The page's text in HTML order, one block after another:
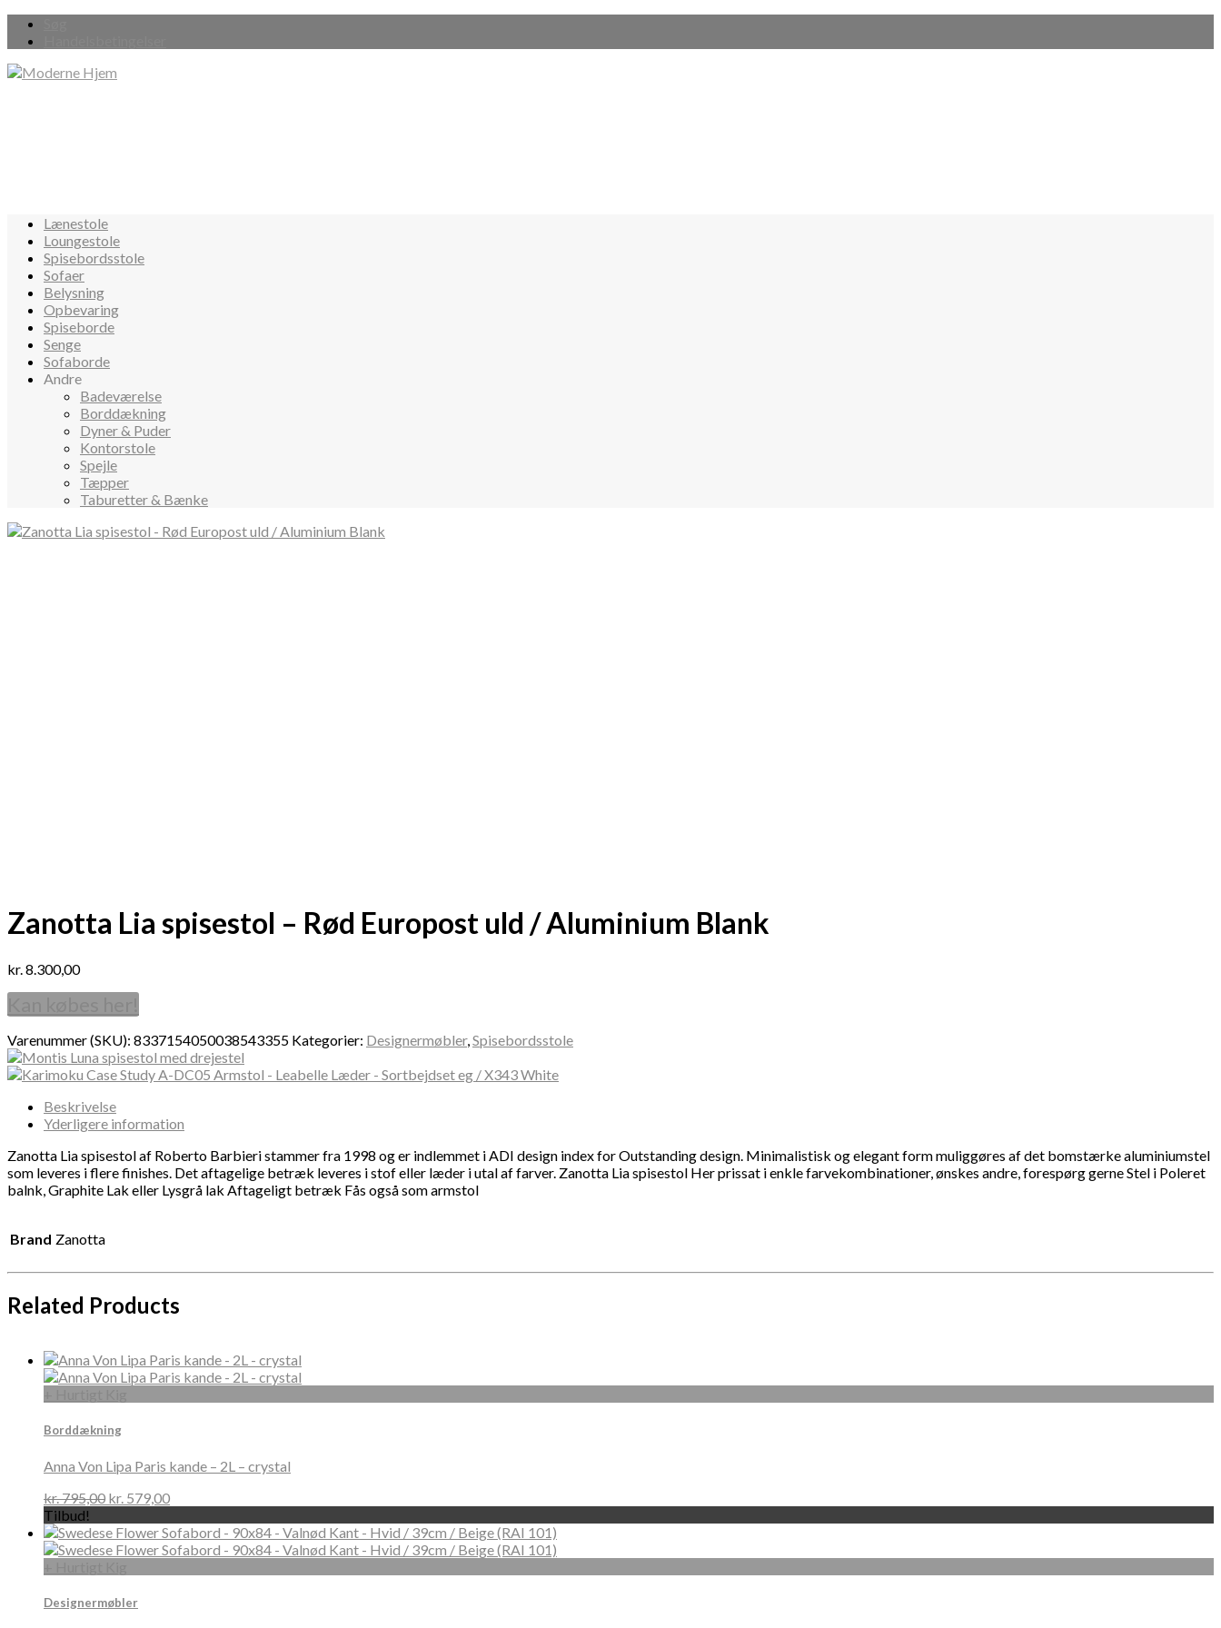
Lænestole
Loungestole
Spisebordsstole
Sofaer
Belysning
Opbevaring
Spiseborde
Senge
Sofaborde
Andre
Badeværelse
Borddækning
Dyner & Puder
Kontorstole
Spejle
Tæpper
Taburetter & Bænke
Zanotta Lia spisestol – Rød Europost uld / Aluminium Blank
kr.8.300,00
Varenummer (SKU): 8337154050038543355 Kategorier: Designermøbler,Spisebordsstole
Beskrivelse
Yderligere information
Zanotta Lia spisestol af Roberto Barbieri stammer fra 1998 og er indlemmet i ADI design index for Outstanding design. Minimalistisk og elegant form muliggøres af det bomstærke aluminiumstel
som leveres i flere finishes. Det aftagelige betræk leveres i stof eller læder i utal af farver. Zanotta Lia spisestol Her prissat i enkle farvekombinationer, ønskes andre, forespørg gerne Stel i Poleret
balnk, Graphite Lak eller Lysgrå lak Aftageligt betræk Fås også som armstol
Brand Zanotta
Related Products
Borddækning
Anna Von Lipa Paris kande – 2L – crystal
kr.795,00 kr. 579,00
Tilbud!
Designermøbler